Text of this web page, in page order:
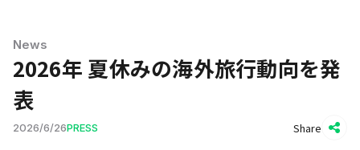
News
2026年 夏休みの海外旅行動向を発
表
2026/6/26PRESS Share